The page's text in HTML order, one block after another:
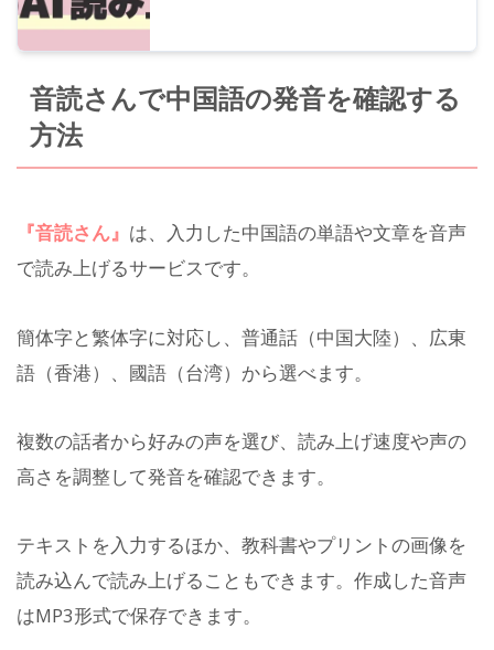
音読さんで中国語の発音を確認する
方法
『音読さん』 は、入力した中国語の単語や文章を音声
で読み上げるサービスです。
簡体字と繁体字に対応し、普通話（中国大陸）、広東
語（香港）、國語（台湾）から選べます。
複数の話者から好みの声を選び、読み上げ速度や声の
高さを調整して発音を確認できます。
テキストを入力するほか、教科書やプリントの画像を
読み込んで読み上げることもできます。作成した音声
はMP3形式で保存できます。